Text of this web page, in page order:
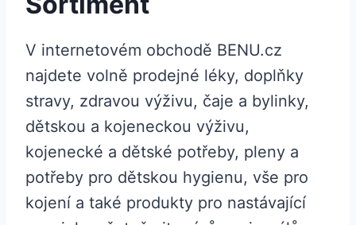
V internetovém obchodě BENU.cz
najdete volně prodejné léky, doplňky
stravy, zdravou výživu, čaje a bylinky,
dětskou a kojeneckou výživu,
kojenecké a dětské potřeby, pleny a
potřeby pro dětskou hygienu, vše pro
kojení a také produkty pro nastávající